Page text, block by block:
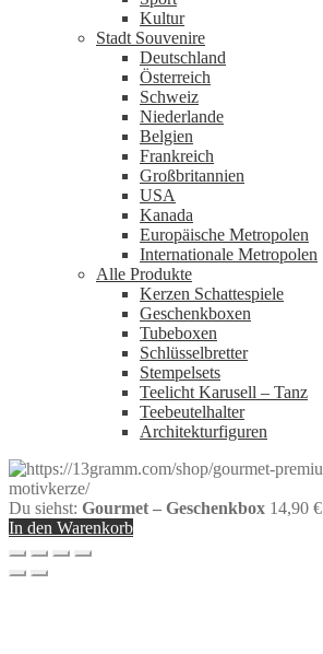
Kultur
Stadt Souvenire
Deutschland
Österreich
Schweiz
Niederlande
Belgien
Frankreich
Großbritannien
USA
Kanada
Europäische Metropolen
Internationale Metropolen
Alle Produkte
Kerzen Schattespiele
Geschenkboxen
Tubeboxen
Schlüsselbretter
Stempelsets
Teelicht Karusell – Tanz
Teebeutelhalter
Architekturfiguren
Du siehst: Gourmet – Geschenkbox 14,90 €
In den Warenkorb